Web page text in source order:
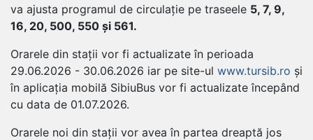
va ajusta programul de circulație pe traseele 5, 7, 9,
16, 20, 500, 550 și 561.
Orarele din stații vor fi actualizate în perioada
29.06.2026 - 30.06.2026 iar pe site-ul www.tursib.ro și
în aplicația mobilă SibiuBus vor fi actualizate începând
cu data de 01.07.2026.
Orarele noi din stații vor avea în partea dreaptă jos